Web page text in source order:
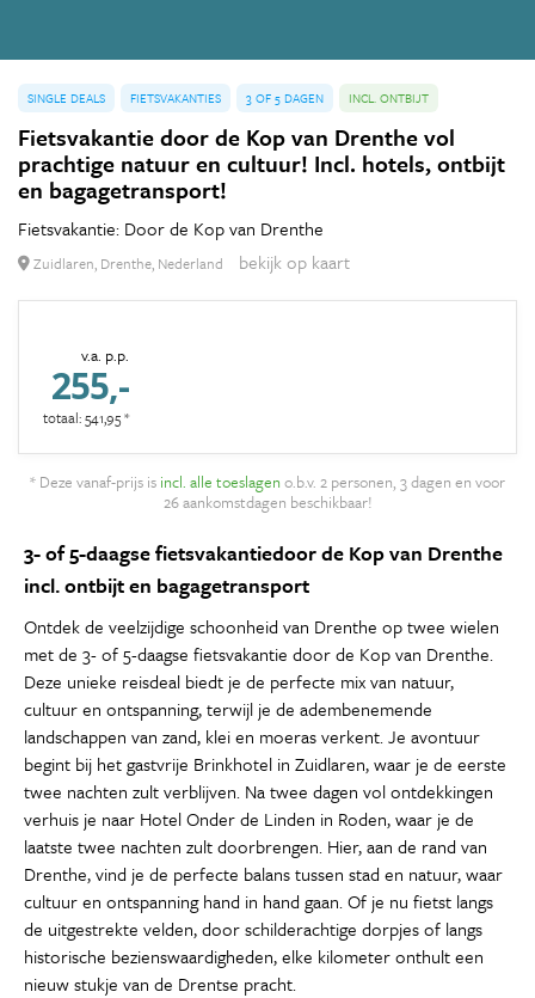
SINGLE DEALS FIETSVAKANTIES 3 OF 5 DAGEN INCL. ONTBIJT
Fietsvakantie door de Kop van Drenthe vol
prachtige natuur en cultuur! Incl. hotels, ontbijt
en bagagetransport!
Fietsvakantie: Door de Kop van Drenthe
Zuidlaren, Drenthe, Nederland bekijk op kaart
v.a. p.p.
255,-
totaal: 541,95 *
* Deze vanaf-prijs is incl. alle toeslagen o.b.v. 2 personen, 3 dagen en voor
26 aankomstdagen beschikbaar!
3- of 5-daagse fietsvakantiedoor de Kop van Drenthe
incl. ontbijt en bagagetransport
Ontdek de veelzijdige schoonheid van Drenthe op twee wielen
met de 3- of 5-daagse fietsvakantie door de Kop van Drenthe.
Deze unieke reisdeal biedt je de perfecte mix van natuur,
cultuur en ontspanning, terwijl je de adembenemende
landschappen van zand, klei en moeras verkent. Je avontuur
begint bij het gastvrije Brinkhotel in Zuidlaren, waar je de eerste
twee nachten zult verblijven. Na twee dagen vol ontdekkingen
verhuis je naar Hotel Onder de Linden in Roden, waar je de
laatste twee nachten zult doorbrengen. Hier, aan de rand van
Drenthe, vind je de perfecte balans tussen stad en natuur, waar
cultuur en ontspanning hand in hand gaan. Of je nu fietst langs
de uitgestrekte velden, door schilderachtige dorpjes of langs
historische bezienswaardigheden, elke kilometer onthult een
nieuw stukje van de Drentse pracht.